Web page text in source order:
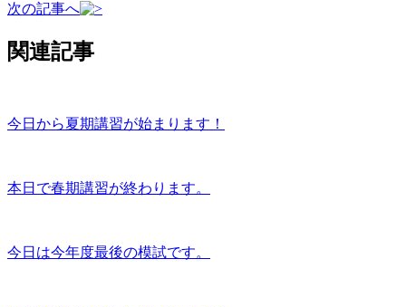
次の記事へ
関連記事
今日から夏期講習が始まります！
本日で春期講習が終わります。
今日は今年度最後の模試です。